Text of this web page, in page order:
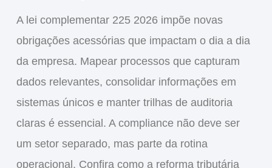
A lei complementar 225 2026impõe novas
obrigações acessórias que impactam o dia a dia
da empresa. Mapear processos que capturam
dados relevantes, consolidar informações em
sistemas únicos e manter trilhas de auditoria
claras é essencial. A compliance não deve ser
um setor separado, mas parte da rotina
operacional. Confira como a reforma tributária